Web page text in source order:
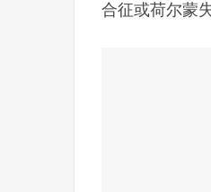
合征或荷尔蒙